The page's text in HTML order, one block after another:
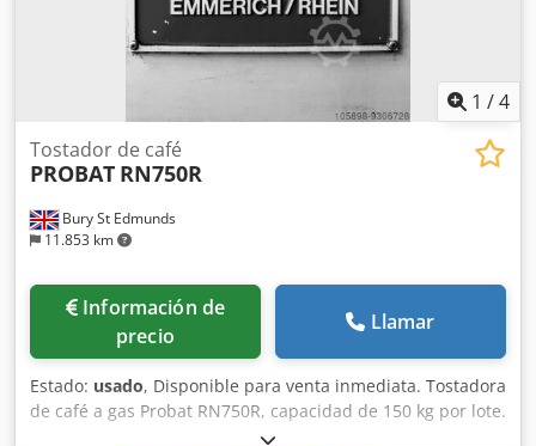
1 /4
Bury St Edmunds
11.853 km
Tostador de café
PROBAT RN750R
Información de
precio
Llamar
Estado: usado, Disponible para venta inmediata. Tostadora
de café a gas Probat RN750R, capacidad de 150 kg por lote.
PROBAT, calidad superior. El resto de la línea también está